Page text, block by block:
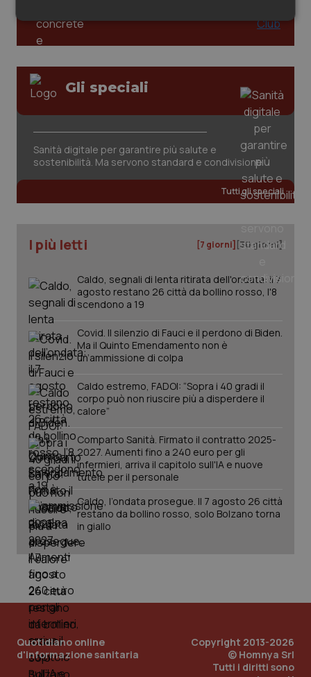
Umbria
Veneto
Oftalmologia
Oncoematologia
Oncologia & Nutrizione
Psoriasi & pelle
Quotidiano Cardiologia
Quotidiano Chirurgia
Quotidiano Oncologia
Quotidiano Pediatria
Rene & patologie urogenitali
Salute orale & impianti
Sangue & coagulazione
Tiroide
Tumore al seno
Tumore ovarico
Tumori del Polmone & Testa Collo
Tumori gastrointestinali
Ulcera & Reflusso
Vaccini
Gli speciali
Sanità digitale per garantire più salute e
sostenibilità. Ma servono standard e condivisione
Tutti gli speciali
I più letti [7 giorni] [30 giorni]
Caldo, segnali di lenta ritirata dell'ondata: il 7
agosto restano 26 città da bollino rosso, l'8
scendono a 19
Covid. Il silenzio di Fauci e il perdono di Biden.
Ma il Quinto Emendamento non è
un’ammissione di colpa
Caldo estremo, FADOI: “Sopra i 40 gradi il
corpo può non riuscire più a disperdere il
calore”
Comparto Sanità. Firmato il contratto 2025-
2027. Aumenti fino a 240 euro per gli
infermieri, arriva il capitolo sull'IA e nuove
tutele per il personale
Caldo, l’ondata prosegue. Il 7 agosto 26 città
restano da bollino rosso, solo Bolzano torna
in giallo
Quotidiano online
d'informazione sanitaria
Copyright 2013-2026
© Homnya Srl
Tutti i diritti sono
Necessari Statistici Marketing
I cookie necessari contribuiscono a rendere fruibile il
sito web abilitandone funzionalità di base quali la
navigazione sulle pagine e l'accesso alle aree
protette del sito. Il sito web non è in grado di
funzionare correttamente senza questi cookie.
.youtube.com
CookieScriptConsent
CookieScript
www.quotidianosanita.it
tracking-sites-ironfish-
tracking-enable
2